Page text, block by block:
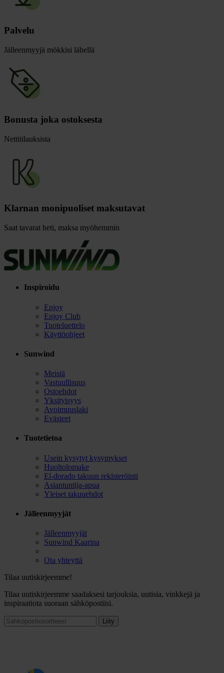
Palvelu
Jälleenmyyjä mökkisi lähellä
Bonusta joka ostoksesta
Nettitilauksista
Klarnan monipuoliset maksutavat
Saat tavarat heti, maksa myöhemmin
Inspiroidu
Enjoy
Enjoy Club
Tuoteluettelo
Käyttöohjeet
Sunwind
Meistä
Vastuullisuus
Ostoehdot
Yksityisyys
Avoimuuslaki
Evästeet
Tuotetietoa
Usein kysytyt kysymykset
Huoltolomake
El-dorado takuun rekisteröinti
Asiantuntija-apua
Yleiset takuuehdot
Jälleenmyyjät
Jälleenmyyjät
Sunwind Kaarina
Ota yhteyttä
Tilaa uutiskirjeemme!
Tilaa uutiskirjeemme saadaksesi tarjouksia, uutisia, vinkkejä ja
inspiraatiota suoraan sähköpostiisi.
Liity